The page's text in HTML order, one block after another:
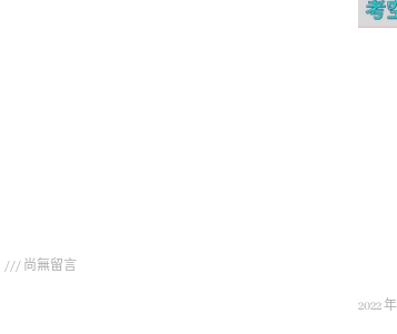
尚無留言
2022